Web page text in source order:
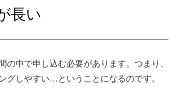
長い
中で申し込む必要があります。つまり、
グしやすい…ということになるのです。